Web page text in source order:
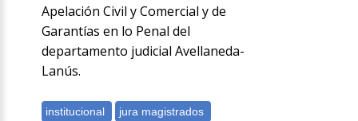
Apelación Civil y Comercial y de
Garantías en lo Penal del
departamento judicial Avellaneda-
Lanús.